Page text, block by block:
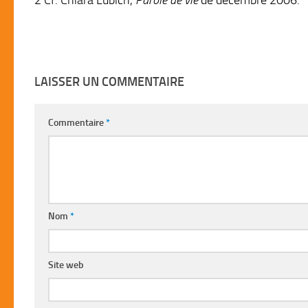
LAISSER UN COMMENTAIRE
Commentaire*
Nom *
Site web